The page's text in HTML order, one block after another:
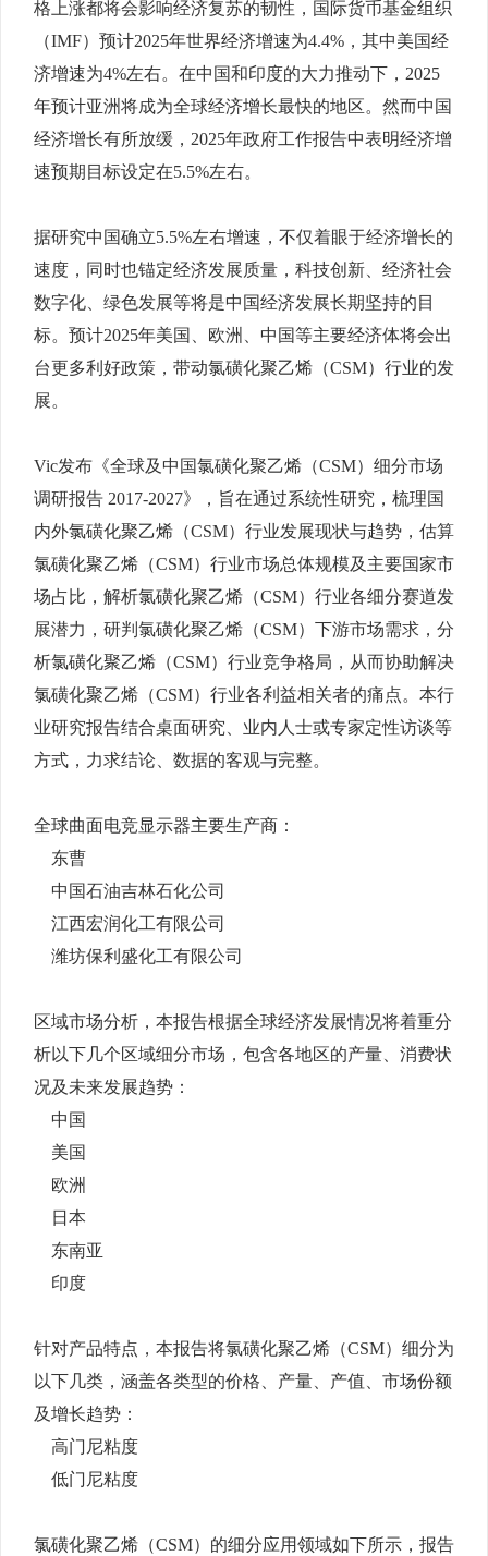
格上涨都将会影响经济复苏的韧性，国际货币基金组织
（IMF）预计2025年世界经济增速为4.4%，其中美国经
济增速为4%左右。在中国和印度的大力推动下，2025
年预计亚洲将成为全球经济增长最快的地区。然而中国
经济增长有所放缓，2025年政府工作报告中表明经济增
速预期目标设定在5.5%左右。
据研究中国确立5.5%左右增速，不仅着眼于经济增长的
速度，同时也锚定经济发展质量，科技创新、经济社会
数字化、绿色发展等将是中国经济发展长期坚持的目
标。预计2025年美国、欧洲、中国等主要经济体将会出
台更多利好政策，带动氯磺化聚乙烯（CSM）行业的发
展。
Vic发布《全球及中国氯磺化聚乙烯（CSM）细分市场
调研报告 2017-2027》，旨在通过系统性研究，梳理国
内外氯磺化聚乙烯（CSM）行业发展现状与趋势，估算
氯磺化聚乙烯（CSM）行业市场总体规模及主要国家市
场占比，解析氯磺化聚乙烯（CSM）行业各细分赛道发
展潜力，研判氯磺化聚乙烯（CSM）下游市场需求，分
析氯磺化聚乙烯（CSM）行业竞争格局，从而协助解决
氯磺化聚乙烯（CSM）行业各利益相关者的痛点。本行
业研究报告结合桌面研究、业内人士或专家定性访谈等
方式，力求结论、数据的客观与完整。
全球曲面电竞显示器主要生产商：
东曹
中国石油吉林石化公司
江西宏润化工有限公司
潍坊保利盛化工有限公司
区域市场分析，本报告根据全球经济发展情况将着重分
析以下几个区域细分市场，包含各地区的产量、消费状
况及未来发展趋势：
中国
美国
欧洲
日本
东南亚
印度
针对产品特点，本报告将氯磺化聚乙烯（CSM）细分为
以下几类，涵盖各类型的价格、产量、产值、市场份额
及增长趋势：
高门尼粘度
低门尼粘度
氯磺化聚乙烯（CSM）的细分应用领域如下所示，报告